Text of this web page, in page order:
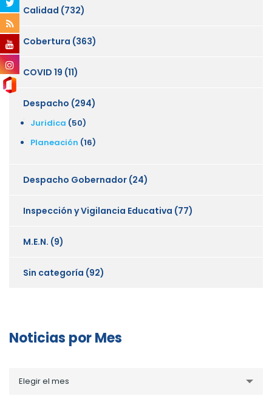
Calidad (732)
Cobertura (363)
COVID 19 (11)
Despacho (294)
Juridica (50)
Planeación (16)
Despacho Gobernador (24)
Inspección y Vigilancia Educativa (77)
M.E.N. (9)
Sin categoría (92)
Noticias por Mes
porElegir el mes